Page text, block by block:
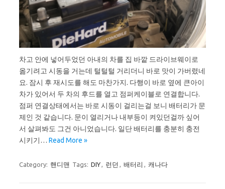
차고 안에 넣어두었던 아내의 차를 집 바깥 드라이브웨이로
옮기려고 시동을 거는데 털털털 거리더니 바로 맛이 가버렸네
요. 잠시 후 재시도를 해도 마찬가지. 다행이 바로 옆에 큰아이
차가 있어서 두 차의 후드를 열고 점퍼케이블로 연결합니다.
점퍼 연결상태에서는 바로 시동이 걸리는걸 보니 배터리가 문
제인 것 같습니다. 문이 열리거나 내부등이 켜있던걸까 싶어
서 살펴봐도 그건 아니었습니다. 일단 배터리를 충분히 충전
시키기… Read More »
Category: 핸디맨 Tags: DIY, 런던 , 배터리 , 캐나다